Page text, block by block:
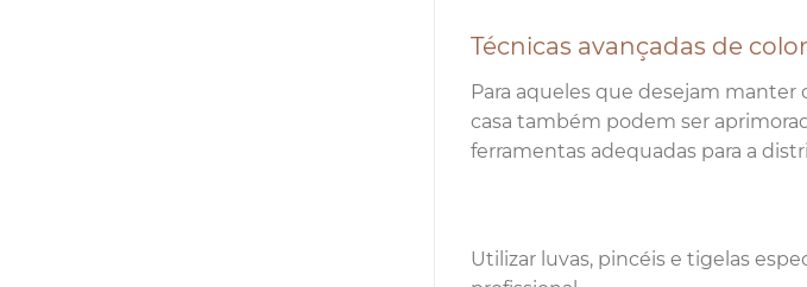
Técnicas avançadas de
Para aqueles que desejam manter
casa também podem ser
ferramentas adequadas para a
Utilizar luvas, pincéis e tigelas